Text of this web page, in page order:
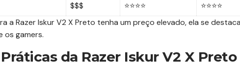
$$$ ⭐⭐⭐⭐ ⭐⭐⭐⭐
a Razer Iskur V2 X Preto tenha um preço elevado, ela se
os gamers.
da Razer Iskur V2 X